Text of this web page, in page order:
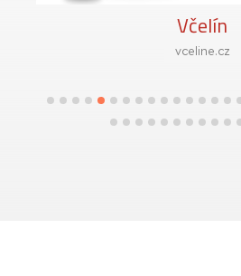
Včelín
vceline.cz